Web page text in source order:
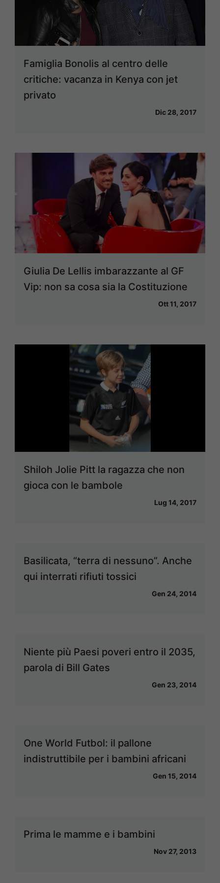
Famiglia Bonolis al centro delle
critiche: vacanza in Kenya con jet
privato
Dic 28, 2017
Giulia De Lellis imbarazzante al GF
Vip: non sa cosa sia la Costituzione
Ott 11, 2017
Shiloh Jolie Pitt la ragazza che non
gioca con le bambole
Lug 14, 2017
Basilicata, “terra di nessuno”. Anche
qui interrati rifiuti tossici
Gen 24, 2014
Niente più Paesi poveri entro il 2035,
parola di Bill Gates
Gen 23, 2014
One World Futbol: il pallone
indistruttibile per i bambini africani
Gen 15, 2014
Prima le mamme e i bambini
Nov 27, 2013